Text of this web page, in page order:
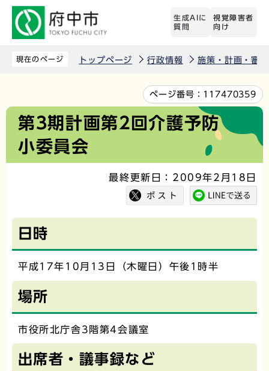
先
生成AIに
質問
視覚障害者
向け
現在のページ トップページ 行政情報 施策・計画・審
文
か
ページ番号： 117470359
第3期計画第2回介護予防
小委員会
最終更新日：2009年2月18日
日時
平成17年10月13日（木曜日）午後1時半
場所
市役所北庁舎3階第4会議室
出席者・議事録など